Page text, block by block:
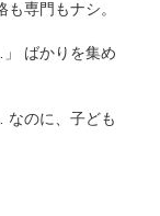
専門もナシ。
ばかりを集め
なのに、子ども